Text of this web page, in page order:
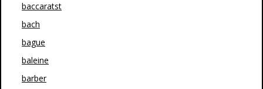
baccaratst
bach
bague
baleine
barber